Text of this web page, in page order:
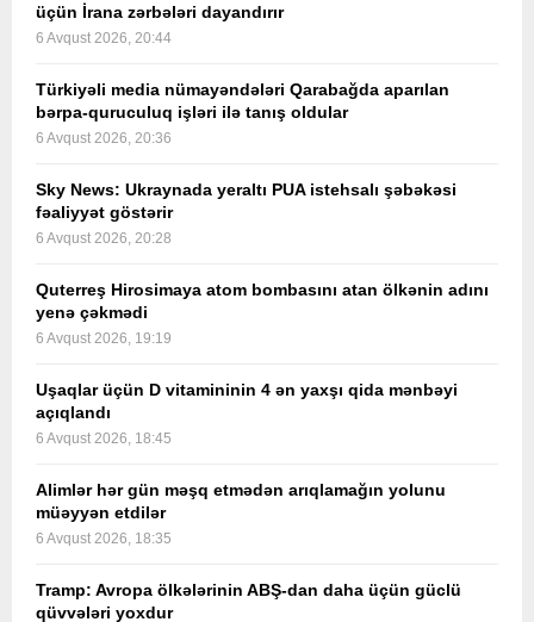
üçün İrana zərbələri dayandırır
6 Avqust 2026, 20:44
Türkiyəli media nümayəndələri Qarabağda aparılan
bərpa-quruculuq işləri ilə tanış oldular
6 Avqust 2026, 20:36
Sky News: Ukraynada yeraltı PUA istehsalı şəbəkəsi
fəaliyyət göstərir
6 Avqust 2026, 20:28
Quterreş Hirosimaya atom bombasını atan ölkənin adını
yenə çəkmədi
6 Avqust 2026, 19:19
Uşaqlar üçün D vitamininin 4 ən yaxşı qida mənbəyi
açıqlandı
6 Avqust 2026, 18:45
Alimlər hər gün məşq etmədən arıqlamağın yolunu
müəyyən etdilər
6 Avqust 2026, 18:35
Tramp: Avropa ölkələrinin ABŞ-dan daha üçün güclü
qüvvələri yoxdur